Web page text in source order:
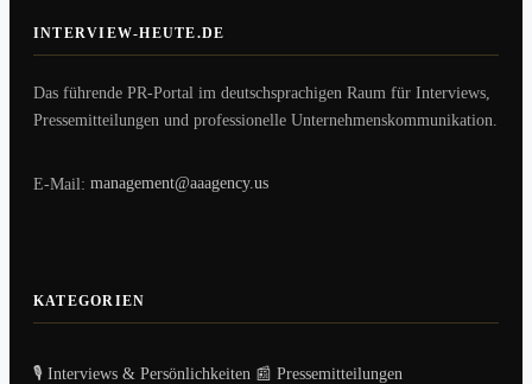
INTERVIEW-HEUTE.DE
Das führende PR-Portal im deutschsprachigen Raum für Interviews,
Pressemitteilungen und professionelle Unternehmenskommunikation.
E-Mail: management@aaagency.us
KATEGORIEN
🎙️ Interviews & Persönlichkeiten 📰 Pressemitteilungen